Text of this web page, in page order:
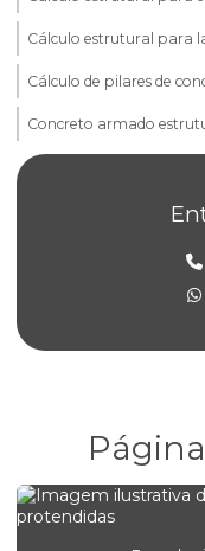
Cálculo estrutural para
Cálculo de pilares de
Concreto armado
Elaboração de projeto
Empresa de projeto
Empresa de projeto
Engenharia de
Engenharia estrutural